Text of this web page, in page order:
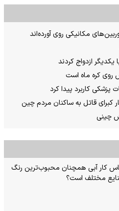
مکانیکی روی آورده‌اند
یکدیگر ازدواج کردند
روی کره ماه است
پزشکی کاربرد پیدا کرد
چینی
کار آبی همچنان محبوب‌ترین رنگ
مختلف است؟